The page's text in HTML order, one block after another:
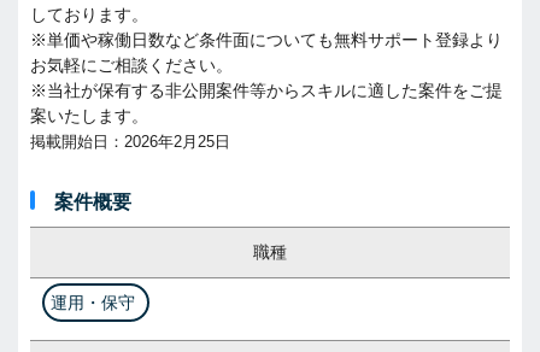
しております。
※単価や稼働日数など条件面についても無料サポート登録より
お気軽にご相談ください。
※当社が保有する非公開案件等からスキルに適した案件をご提
案いたします。
掲載開始日：2026年2月25日
案件概要
職種
運用・保守